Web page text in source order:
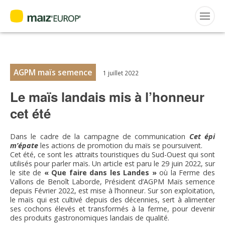
MAIZ’EUROP’
CERTIFICATION CE2+
AGPM MAÏS DOUX
AGPM MAÏS SEMENCE
ACTUALITÉS
Accueil >Maiz'Europ'>
Le maïs landais mis à l’honneur
AGPM maïs semence 1 juillet 2022
Le maïs landais mis à l’honneur
cet été
Dans le cadre de la campagne de communication Cet épi
m’épate les actions de promotion du maïs se poursuivent.
Cet été, ce sont les attraits touristiques du Sud-Ouest qui sont
utilisés pour parler maïs. Un article est paru le 29 juin 2022, sur
le site de « Que faire dans les Landes »où la Ferme des
Vallons de Benoît Laborde, Président d’AGPM Maïs semence
depuis Février 2022, est mise à l’honneur. Sur son exploitation,
le maïs qui est cultivé depuis des décennies, sert à alimenter
ses cochons élevés et transformés à la ferme, pour devenir
des produits gastronomiques landais de qualité.